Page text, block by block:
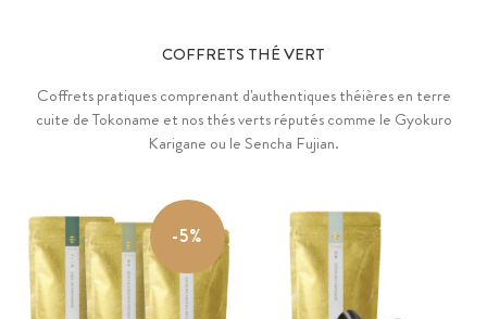
COFFRETS THÉ VERT
Coffrets pratiques comprenant d'authentiques théières en terre
cuite de Tokoname et nos thés verts réputés comme le Gyokuro
Karigane ou le Sencha Fujian.
-5%